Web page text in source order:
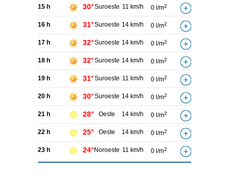
15 h 30°Suroeste 11 km/h 0 l/m2
16 h 31°Suroeste 14 km/h 0 l/m2
17 h 32°Suroeste 14 km/h 0 l/m2
18 h 32°Suroeste 14 km/h 0 l/m2
19 h 31°Suroeste 11 km/h 0 l/m2
20 h 30°Suroeste 14 km/h 0 l/m2
21 h 28° Oeste 14 km/h 0 l/m2
22 h 25° Oeste 14 km/h 0 l/m2
23 h 24° Noroeste 11 km/h 0 l/m2